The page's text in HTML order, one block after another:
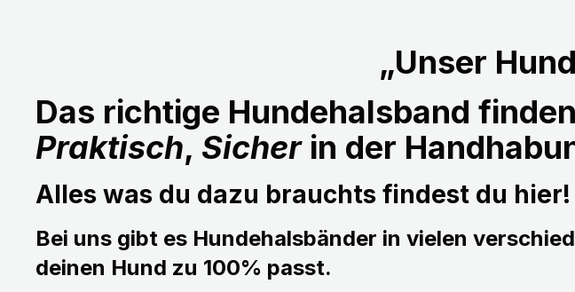
„Unser
Das richtige Hundehalsband
Praktisch, Sicherin der
Alles was du dazu brauchts findest du hier!
Bei uns gibt es Hundehalsbänder in vielen
deinen Hund zu 100% passt.